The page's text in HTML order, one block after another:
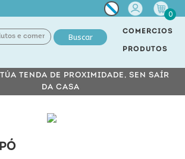
Miña
conta
0
Buscar
COMERCIOS
PRODUTOS
TENDA DE PROXIMIDADE, SEN SAÍR
DA CASA